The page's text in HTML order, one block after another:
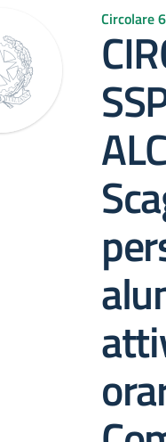
Circolare